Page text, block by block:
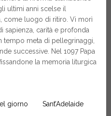
ultimi anni scelse il
come luogo di ritiro. Vi morì
sapienza, carità e profonda
tempo meta di pellegrinaggi,
successive. Nel 1097 Papa
la memoria liturgica
giorno Sant’Adelaide